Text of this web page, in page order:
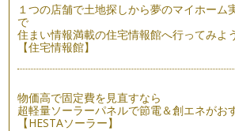
１つの店舗で土地探しから夢のマイホーム
で
住まい情報満載の住宅情報館へ行ってみよ
【住宅情報館】
物価高で固定費を見直すなら
超軽量ソーラーパネルで節電＆創エネがお
【HESTAソーラー】